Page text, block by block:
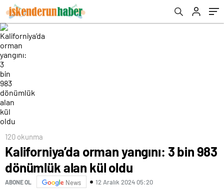
120 okunma
Kaliforniya’da orman yangını: 3 bin 983
dönümlük alan kül oldu
ABONE OL News 12 Aralık 2024 05:20